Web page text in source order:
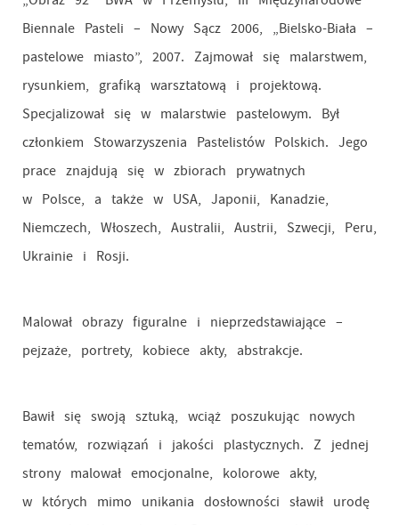
Biennale Pasteli – Nowy Sącz 2006, „Bielsko-Biała –
pastelowe miasto”, 2007. Zajmował się malarstwem,
rysunkiem, grafiką warsztatową i projektową.
Specjalizował się w malarstwie pastelowym. Był
członkiem Stowarzyszenia Pastelistów Polskich. Jego
prace znajdują się w zbiorach prywatnych
w Polsce, a także w USA, Japonii, Kanadzie,
Niemczech, Włoszech, Australii, Austrii, Szwecji, Peru,
Ukrainie i Rosji.
Malował obrazy figuralne i nieprzedstawiające –
pejzaże, portrety, kobiece akty, abstrakcje.
Bawił się swoją sztuką, wciąż poszukując nowych
tematów, rozwiązań i jakości plastycznych. Z jednej
strony malował emocjonalne, kolorowe akty,
w których mimo unikania dosłowności sławił urodę